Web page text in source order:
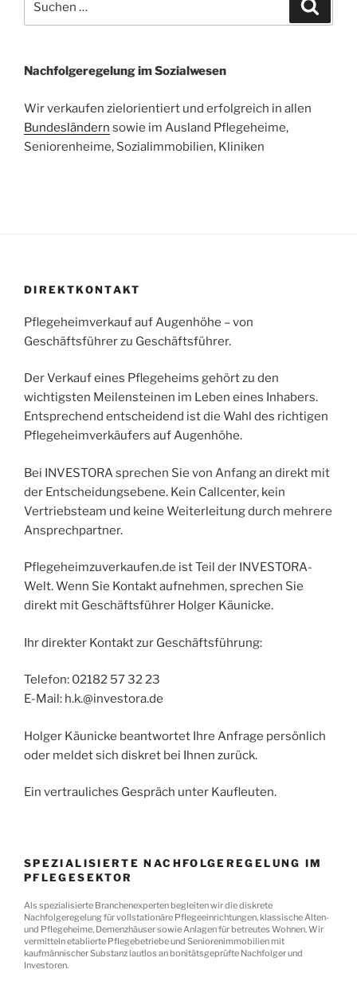
nach:
Nachfolgeregelung im Sozialwesen
Wir verkaufen zielorientiert und erfolgreich in allen
Bundesländern sowie im Ausland Pflegeheime,
Seniorenheime, Sozialimmobilien, Kliniken
DIREKTKONTAKT
Pflegeheimverkauf auf Augenhöhe – von
Geschäftsführer zu Geschäftsführer.
Der Verkauf eines Pflegeheims gehört zu den
wichtigsten Meilensteinen im Leben eines Inhabers.
Entsprechend entscheidend ist die Wahl des richtigen
Pflegeheimverkäufers auf Augenhöhe.
Bei INVESTORA sprechen Sie von Anfang an direkt mit
der Entscheidungsebene. Kein Callcenter, kein
Vertriebsteam und keine Weiterleitung durch mehrere
Ansprechpartner.
Pflegeheimzuverkaufen.de ist Teil der INVESTORA-
Welt. Wenn Sie Kontakt aufnehmen, sprechen Sie
direkt mit Geschäftsführer Holger Käunicke.
Ihr direkter Kontakt zur Geschäftsführung:
Telefon: 02182 57 32 23
E-Mail: h.k.@investora.de
Holger Käunicke beantwortet Ihre Anfrage persönlich
oder meldet sich diskret bei Ihnen zurück.
Ein vertrauliches Gespräch unter Kaufleuten.
SPEZIALISIERTE NACHFOLGEREGELUNG IM
PFLEGESEKTOR
Als spezialisierte Branchenexperten begleiten wir die diskrete
Nachfolgeregelung für vollstationäre Pflegeeinrichtungen, klassische Alten-
und Pflegeheime, Demenzhäuser sowie Anlagen für betreutes Wohnen. Wir
vermitteln etablierte Pflegebetriebe und Seniorenimmobilien mit
kaufmännischer Substanz lautlos an bonitätsgeprüfte Nachfolger und
Investoren.